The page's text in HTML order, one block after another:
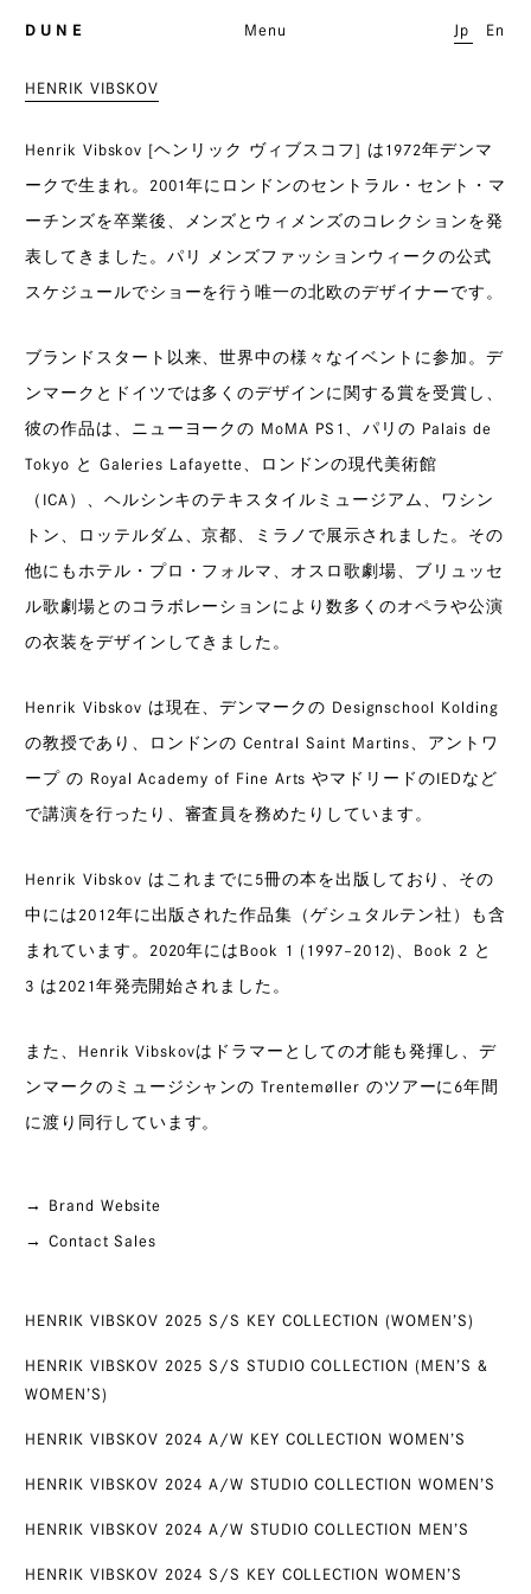
D U N E Jp En
Menu
HENRIK VIBSKOV
Henrik Vibskov [ヘンリック ヴィブスコフ] は1972年デンマ
ークで生まれ。2001年にロンドンのセントラル・セント・マ
ーチンズを卒業後、メンズとウィメンズのコレクションを発
表してきました。パリ メンズファッションウィークの公式
スケジュールでショーを行う唯一の北欧のデザイナーです。
ブランドスタート以来、世界中の様々なイベントに参加。デ
ンマークとドイツでは多くのデザインに関する賞を受賞し、
彼の作品は、ニューヨークの MoMA PS1、パリの Palais de
Tokyo と Galeries Lafayette、ロンドンの現代美術館
（ICA）、ヘルシンキのテキスタイルミュージアム、ワシン
トン、ロッテルダム、京都、ミラノで展示されました。その
他にもホテル・プロ・フォルマ、オスロ歌劇場、ブリュッセ
ル歌劇場とのコラボレーションにより数多くのオペラや公演
の衣装をデザインしてきました。
Henrik Vibskov は現在、デンマークの Designschool Kolding
の教授であり、ロンドンの Central Saint Martins、アントワ
ープ の Royal Academy of Fine Arts やマドリードのIEDなど
で講演を行ったり、審査員を務めたりしています。
Henrik Vibskov はこれまでに5冊の本を出版しており、その
中には2012年に出版された作品集（ゲシュタルテン社）も含
まれています。2020年にはBook 1 (1997–2012)、Book 2 と
3 は2021年発売開始されました。
また、Henrik Vibskovはドラマーとしての才能も発揮し、デ
ンマークのミュージシャンの Trentemøller のツアーに6年間
に渡り同行しています。
→ Brand Website
→ Contact Sales
HENRIK VIBSKOV 2025 S/S KEY COLLECTION (WOMEN’S)
HENRIK VIBSKOV 2025 S/S STUDIO COLLECTION (MEN’S &
WOMEN’S)
HENRIK VIBSKOV 2024 A/W KEY COLLECTION WOMEN’S
HENRIK VIBSKOV 2024 A/W STUDIO COLLECTION WOMEN’S
HENRIK VIBSKOV 2024 A/W STUDIO COLLECTION MEN’S
HENRIK VIBSKOV 2024 S/S KEY COLLECTION WOMEN’S